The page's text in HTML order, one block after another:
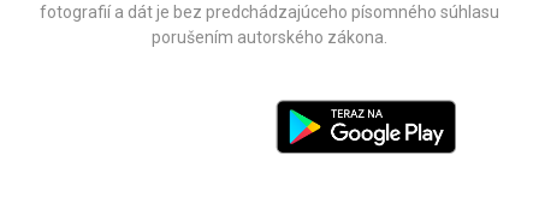
fotografií a dát je bez predchádzajúceho písomného súhlasu
porušením autorského zákona.